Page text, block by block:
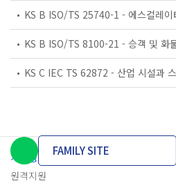
개인정보처리방침 이용약관 담당
원격지원
FAMILY SITE